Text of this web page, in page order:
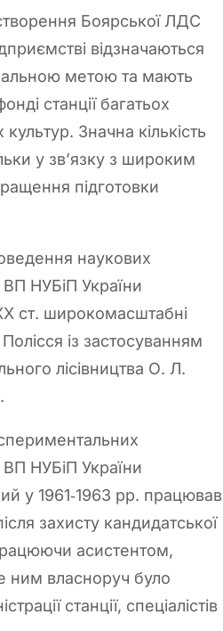
Боярської ЛДС
відзначаються
метою та мають
станції багатьох
Значна кількість
у зв’язку з широким
підготовки
наукових
НУБіП України
ст. широкомасштабні
із застосуванням
лісівництва О. Л.
НУБіП України
у 1961‑1963 рр. працював
захисту кандидатської
асистентом,
ним власноруч було
станції, спеціалістів